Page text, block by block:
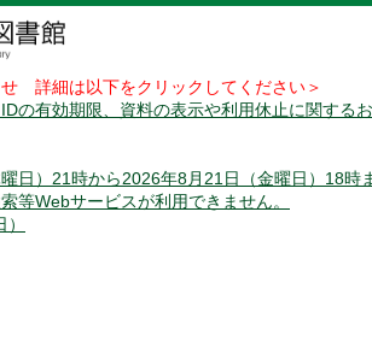
詳細は以下をクリックしてください＞
の有効期限、資料の表示や利用休止に関する
日）21時から2026年8月21日（金曜日）18時
等Webサービスが利用できません。